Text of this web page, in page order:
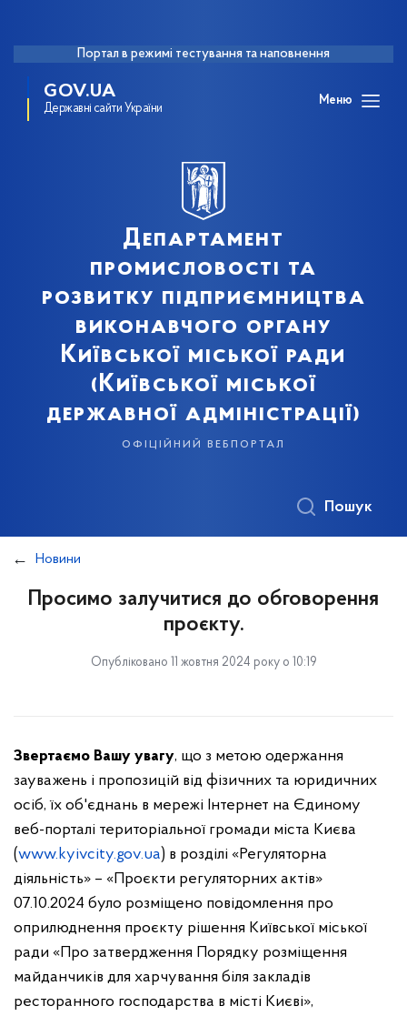
Портал в режимі тестування та наповнення
GOV.UA
Державні сайти України
Меню
Департамент
промисловості та
розвитку підприємництва
виконавчого органу
Київської міської ради
(Київської міської
державної адміністрації)
офіційний вебпортал
Пошук
Новини
Просимо залучитися до обговорення
проєкту.
Опубліковано 11 жовтня 2024 року о 10:19
Звертаємо Вашу увагу, що з метою одержання
зауважень і пропозицій від фізичних та юридичних
осіб, їх об'єднань в мережі Інтернет на Єдиному
веб-порталі територіальної громади міста Києва
(www.kyivcity.gov.ua) в розділі «Регуляторна
діяльність» – «Проєкти регуляторних актів»
07.10.2024 було розміщено повідомлення про
оприлюднення проєкту рішення Київської міської
ради «Про затвердження Порядку розміщення
майданчиків для харчування біля закладів
ресторанного господарства в місті Києві»,